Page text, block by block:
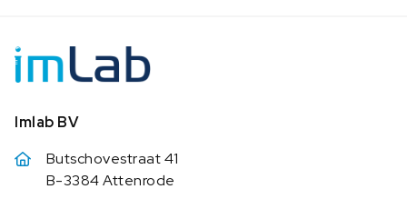
Imlab BV
Butschovestraat 41
B-3384 Attenrode